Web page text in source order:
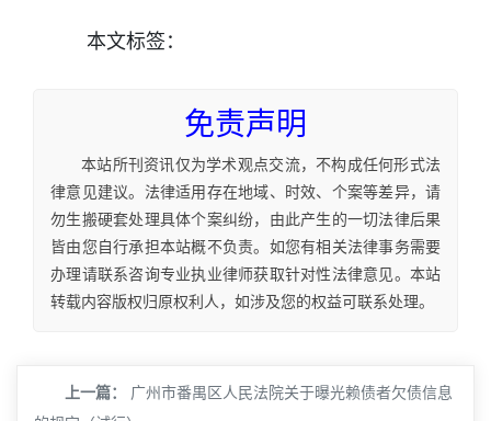
本文标签：
免责声明
本站所刊资讯仅为学术观点交流，不构成任何形式法
律意见建议。法律适用存在地域、时效、个案等差异，请
勿生搬硬套处理具体个案纠纷，由此产生的一切法律后果
皆由您自行承担本站概不负责。如您有相关法律事务需要
办理请联系咨询专业执业律师获取针对性法律意见。本站
转载内容版权归原权利人，如涉及您的权益可联系处理。
上一篇：
广州市番禺区人民法院关于曝光赖债者欠债信息